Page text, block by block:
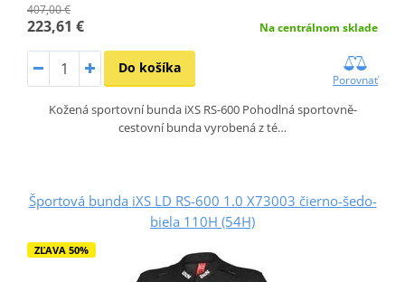
407,00 €
223,61 € Na centrálnom sklade
Do košíka
Porovnať
Kožená sportovní bunda iXS RS-600 Pohodlná sportovně-
cestovní bunda vyrobená z té…
Športová bunda iXS LD RS-600 1.0 X73003 čierno-šedo-
biela 110H (54H)
ZĽAVA 50%